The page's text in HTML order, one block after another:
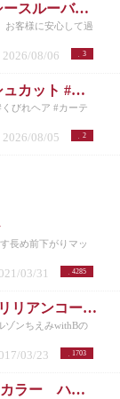
垢抜けレイヤーカット/シースルーバング◎夏のベージュカラー
様に安心して過
3
2026/08/06
#レイヤーカット #ハッシュカット #くびれヘア #カーテンバング #インナーカラー
びれヘア #カーテ
2
2026/08/05
長め前下がりマッ
4285
03/31
ブルゾンちえみwithB ブリリアンコージ君♪
ゾンちえみwithBの
1703
03/23
アンブレラカラー バイカラー ハイトーン